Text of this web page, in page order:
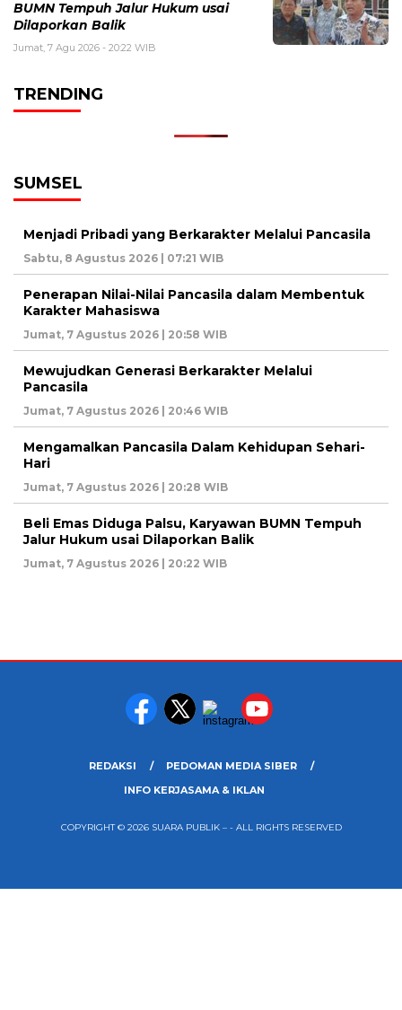
BUMN Tempuh Jalur Hukum usai
Dilaporkan Balik
Jumat, 7 Agu 2026 - 20:22 WIB
TRENDING
SUMSEL
Menjadi Pribadi yang Berkarakter Melalui Pancasila
Sabtu, 8 Agustus 2026 | 07:21 WIB
Penerapan Nilai-Nilai Pancasila dalam Membentuk
Karakter Mahasiswa
Jumat, 7 Agustus 2026 | 20:58 WIB
Mewujudkan Generasi Berkarakter Melalui
Pancasila
Jumat, 7 Agustus 2026 | 20:46 WIB
Mengamalkan Pancasila Dalam Kehidupan Sehari-
Hari
Jumat, 7 Agustus 2026 | 20:28 WIB
Beli Emas Diduga Palsu, Karyawan BUMN Tempuh
Jalur Hukum usai Dilaporkan Balik
Jumat, 7 Agustus 2026 | 20:22 WIB
REDAKSI
PEDOMAN MEDIA SIBER
INFO KERJASAMA & IKLAN
COPYRIGHT © 2026 SUARA PUBLIK – - ALL RIGHTS RESERVED